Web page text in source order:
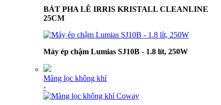
BÁT PHA LÊ IRRIS KRISTALL CLEANLINE
25CM
Máy ép chậm Lumias SJ10B - 1.8 lít, 250W
Màng lọc không khí
›